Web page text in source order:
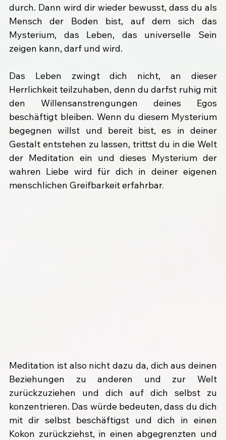
durch. Dann wird dir wieder bewusst, dass du als
Mensch der Boden bist, auf dem sich das
Mysterium, das Leben, das universelle Sein
zeigen kann, darf und wird.
Das Leben zwingt dich nicht, an dieser
Herrlichkeit teilzuhaben, denn du darfst ruhig mit
den Willensanstrengungen deines Egos
beschäftigt bleiben. Wenn du diesem Mysterium
begegnen willst und bereit bist, es in deiner
Gestalt entstehen zu lassen, trittst du in die Welt
der Meditation ein und dieses Mysterium der
wahren Liebe wird für dich in deiner eigenen
menschlichen Greifbarkeit erfahrbar.
Meditation ist also nicht dazu da, dich aus deinen
Beziehungen zu anderen und zur Welt
zurückzuziehen und dich auf dich selbst zu
konzentrieren. Das würde bedeuten, dass du dich
mit dir selbst beschäftigst und dich in einen
Kokon zurückziehst, in einen abgegrenzten und